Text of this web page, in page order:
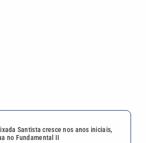
mas ensino médio tem desafio
peças para submetralhadoras é
polícia em São Vicente